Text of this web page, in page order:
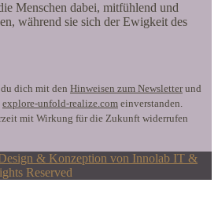
Menschen dabei, mitfühlend und
während sie sich der Ewigkeit des
dich mit den Hinweisen zum Newsletterund
explore-unfold-realize.com einverstanden.
mit Wirkung für die Zukunft widerrufen
& Konzeption von Innolab IT &
Reserved